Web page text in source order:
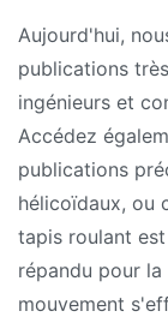
Aujourd'hui,
publications
ingénieurs et
Accédez
publications
hélicoïdaux, ou
tapis roulant
répandu pour
mouvement